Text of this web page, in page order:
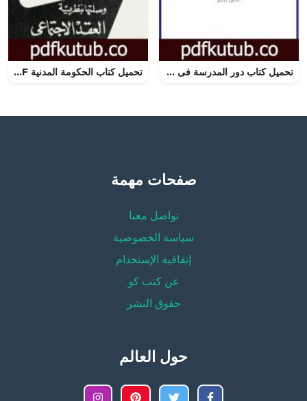
تحميل كتاب دور المدرسة فى تنمية الوعى بمقومات التربية الصحية لدى طلاب مرحلة التعليم الأساسى فى محافظة المنوفية PDF تأليف محمد أمين حسن عثمان مجانا [كامل] تحميل كتاب الحكومة المدنية PDF تأليف جون لوك مجانا [كامل]
صفحات مهمة
تواصل معنا
سياسة الخصوصية
إتفاقية الإستخدام
عن كتب كو
حقوق النشر
حول العالم